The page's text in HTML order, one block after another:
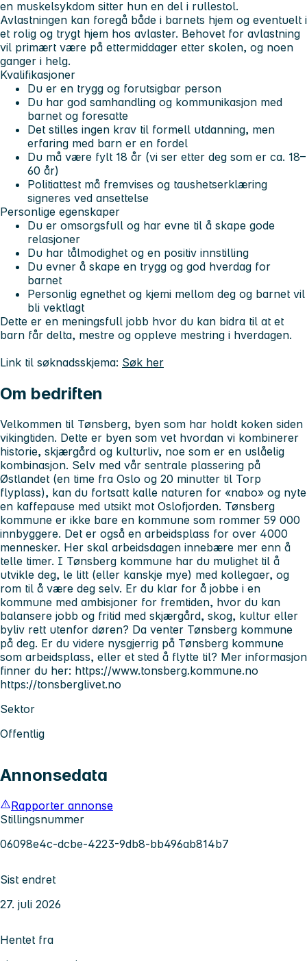
en muskelsykdom sitter hun en del i rullestol.
Avlastningen kan foregå både i barnets hjem og eventuelt i
et rolig og trygt hjem hos avlaster. Behovet for avlastning
vil primært være på ettermiddager etter skolen, og noen
ganger i helg.
Kvalifikasjoner
Du er en trygg og forutsigbar person
Du har god samhandling og kommunikasjon med
barnet og foresatte
Det stilles ingen krav til formell utdanning, men
erfaring med barn er en fordel
Du må være fylt 18 år (vi ser etter deg som er ca. 18–
60 år)
Politiattest må fremvises og taushetserklæring
signeres ved ansettelse
Personlige egenskaper
Du er omsorgsfull og har evne til å skape gode
relasjoner
Du har tålmodighet og en positiv innstilling
Du evner å skape en trygg og god hverdag for
barnet
Personlig egnethet og kjemi mellom deg og barnet vil
bli vektlagt
Dette er en meningsfull jobb hvor du kan bidra til at et
barn får delta, mestre og oppleve mestring i hverdagen.
Link til søknadsskjema: Søk her
Om bedriften
Velkommen til Tønsberg, byen som har holdt koken siden
vikingtiden. Dette er byen som vet hvordan vi kombinerer
historie, skjærgård og kulturliv, noe som er en uslåelig
kombinasjon. Selv med vår sentrale plassering på
Østlandet (en time fra Oslo og 20 minutter til Torp
flyplass), kan du fortsatt kalle naturen for «nabo» og nyte
en kaffepause med utsikt mot Oslofjorden. Tønsberg
kommune er ikke bare en kommune som rommer 59 000
innbyggere. Det er også en arbeidsplass for over 4000
mennesker. Her skal arbeidsdagen innebære mer enn å
telle timer. I Tønsberg kommune har du mulighet til å
utvikle deg, le litt (eller kanskje mye) med kollegaer, og
rom til å være deg selv. Er du klar for å jobbe i en
kommune med ambisjoner for fremtiden, hvor du kan
balansere jobb og fritid med skjærgård, skog, kultur eller
byliv rett utenfor døren? Da venter Tønsberg kommune
på deg. Er du videre nysgjerrig på Tønsberg kommune
som arbeidsplass, eller et sted å flytte til? Mer informasjon
finner du her: https://www.tonsberg.kommune.no
https://tonsberglivet.no
Sektor
Offentlig
Annonsedata
Rapporter annonse
Stillingsnummer
06098e4c-dcbe-4223-9db8-bb496ab814b7
Sist endret
27. juli 2026
Hentet fra